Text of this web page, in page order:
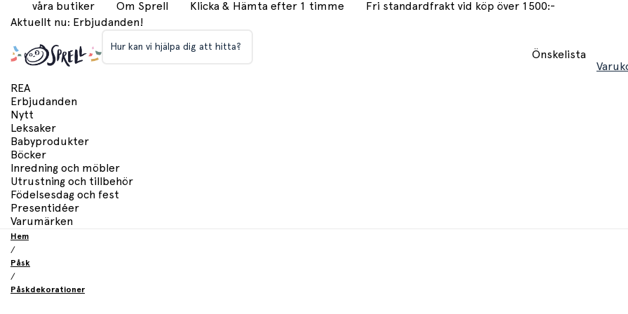
våra butiker Om Sprell Klicka & Hämta efter 1 timme
Fri standardfrakt vid köp över 1500:-
Aktuellt nu: Erbjudanden!
Hur kan vi hjälpa dig att hitta?
Önskelista
REA
Erbjudanden
Nytt
Leksaker
Babyprodukter
Böcker
Inredning och möbler
Utrustning och tillbehör
Födelsesdag och fest
Presentidéer
Varumärken
Hem
/
Påsk
/
Påskdekorationer